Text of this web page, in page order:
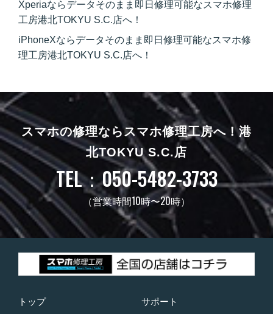
Xperiaならデータそのまま即日修理可能なスマホ修理
工房港北TOKYU S.C.店へ！
iPhoneXならデータそのまま即日修理可能なスマホ修
理工房港北TOKYU S.C.店へ！
スマホの修理ならスマホ修理工房へ！港
北TOKYU S.C.店
TEL：050-5482-3733
（営業時間10時〜20時）
トップ サポート